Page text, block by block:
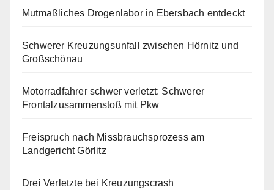
Mutmaßliches Drogenlabor in Ebersbach entdeckt
Schwerer Kreuzungsunfall zwischen Hörnitz und
Großschönau
Motorradfahrer schwer verletzt: Schwerer
Frontalzusammenstoß mit Pkw
Freispruch nach Missbrauchsprozess am
Landgericht Görlitz
Drei Verletzte bei Kreuzungscrash